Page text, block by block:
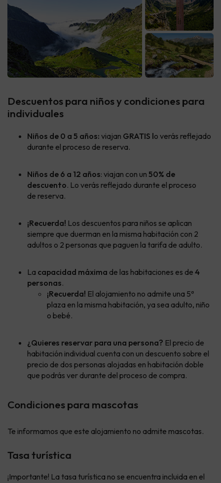
Descuentos para niños y condiciones para
individuales
Niños de 0 a 5 años: viajan GRATIS lo verás reflejado
durante el proceso de reserva.
Niños de 6 a 12 años: viajan con un 50% de
descuento. Lo verás reflejado durante el proceso
de reserva.
¡Recuerda! Los descuentos para niños se aplican
siempre que duerman en la misma habitación con 2
adultos o 2 personas que paguen la tarifa de adulto.
La capacidad máxima de las habitaciones es de 4
personas.
¡Recuerda! El alojamiento no admite una 5ª
plaza en la misma habitación, ya sea adulto, niño
o bebé.
¿Quieres reservar para una persona? El precio de
habitación individual cuenta con un descuento sobre el
precio de dos personas alojadas en habitación doble
que podrás ver durante del proceso de compra.
Condiciones para mascotas
Te informamos que este alojamiento no admite mascotas.
Tasa turística
¡Importante! La tasa turística no se encuentra incluida en el